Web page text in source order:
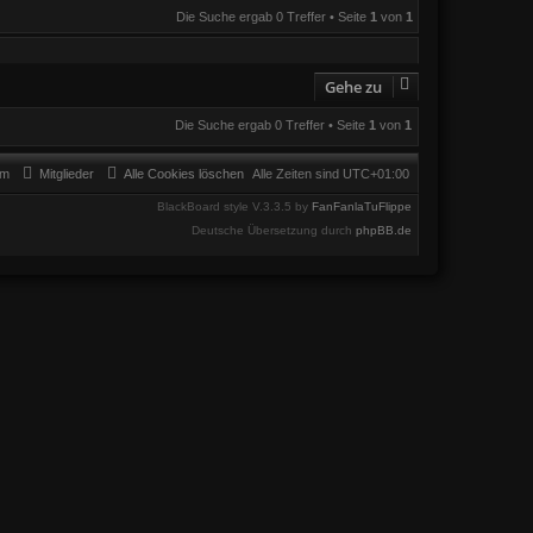
Die Suche ergab 0 Treffer • Seite 1 von 1
Gehe zu
Die Suche ergab 0 Treffer • Seite 1 von 1
Alle Zeiten sind UTC+01:00
Alle Cookies löschen
Mitglieder
BlackBoard style V.3.3.5 by FanFanlaTuFlippe
Deutsche Übersetzung durch phpBB.de